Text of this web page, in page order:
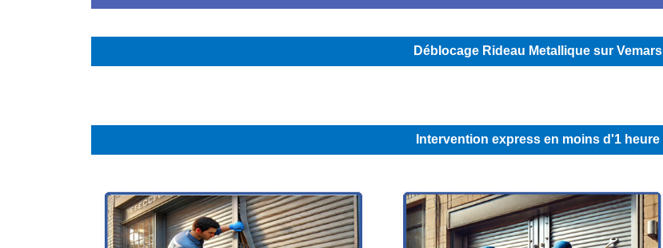
Déblocage Rideau Metallique sur Vemars
Intervention express en moins d'1 heure